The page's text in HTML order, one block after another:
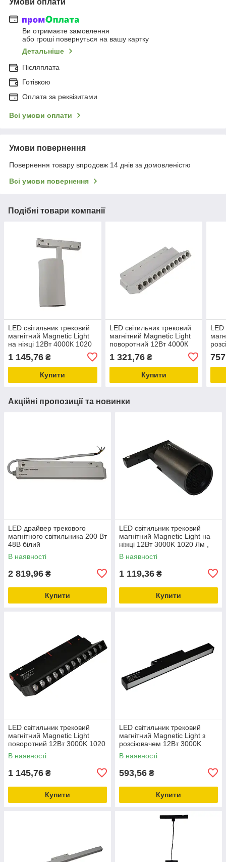
Ви отримаєте замовлення
або гроші повернуться на вашу картку
Детальніше
Післяплата
Готівкою
Оплата за реквізитами
Всі умови оплати
Умови повернення
Повернення товару впродовж 14 днів за домовленістю
Всі умови повернення
Подібні товари компанії
LED світильник трековий
магнітний Magnetic Light
на ніжці 12Вт 4000К 1020
1 145,76 ₴
Купити
LED світильник трековий
магнітний Magnetic Light
поворотний 12Вт 4000К
1 321,76₴
Купити
LED
Акційні пропозиції та новинки
LED драйвер трекового
магнітного світильника 200 Вт
48В білий
В наявності
2 819,96 ₴
Купити
LED світильник трековий
магнітний Magnetic Light на
ніжці 12Вт 3000K 1020 Лм ,
чорний
В наявності
1 119,36 ₴
Купити
LED світильник трековий
магнітний Magnetic Light
поворотний 12Вт 3000K 1020
Лм , чорний
В наявності
1 145,76 ₴
Купити
LED світильник трековий
магнітний Magnetic Light з
розсіювачем 12Вт 3000K
1020 Лм , чорний
В наявності
593,56 ₴
Купити